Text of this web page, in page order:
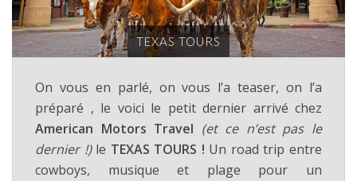
TEXAS TOURS
On vous en parlé, on vous l’a teaser, on l’a
préparé , le voici le petit dernier arrivé chez
American Motors Travel (et ce n’est pas le
dernier !)le TEXAS TOURS ! Un road trip entre
cowboys, musique et plage pour un